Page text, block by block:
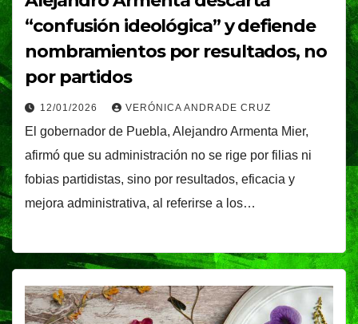
“confusión ideológica” y defiende
nombramientos por resultados, no
por partidos
12/01/2026 VERÓNICA ANDRADE CRUZ
El gobernador de Puebla, Alejandro Armenta Mier,
afirmó que su administración no se rige por filias ni
fobias partidistas, sino por resultados, eficacia y
mejora administrativa, al referirse a los…